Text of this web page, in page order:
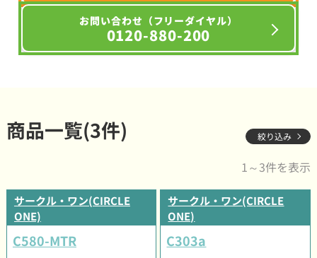
お問い合わせ（フリーダイヤル）
0120-880-200
商品一覧(3件) 絞り込み
1～3件を表示
サークル・ワン(CIRCLE
ONE)
C580-MTR
サークル・ワン(CIRCLE
ONE)
C303a